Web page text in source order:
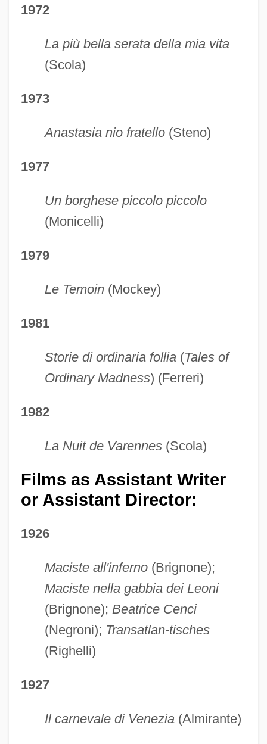
1972
La più bella serata della mia vita
(Scola)
1973
Anastasia nio fratello(Steno)
1977
Un borghese piccolo piccolo
(Monicelli)
1979
Le Temoin(Mockey)
1981
Storie di ordinaria follia(Tales of
Ordinary Madness) (Ferreri)
1982
La Nuit de Varennes(Scola)
Films as Assistant Writer
or Assistant Director:
1926
Maciste all'inferno(Brignone);
Maciste nella gabbia dei Leoni
(Brignone); Beatrice Cenci
(Negroni); Transatlan-tisches
(Righelli)
1927
Il carnevale di Venezia(Almirante)